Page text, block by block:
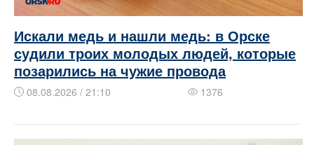
Искали медь и нашли медь: в Орске
судили троих молодых людей, которые
позарились на чужие провода
08.08.2026 / 21:10 1376